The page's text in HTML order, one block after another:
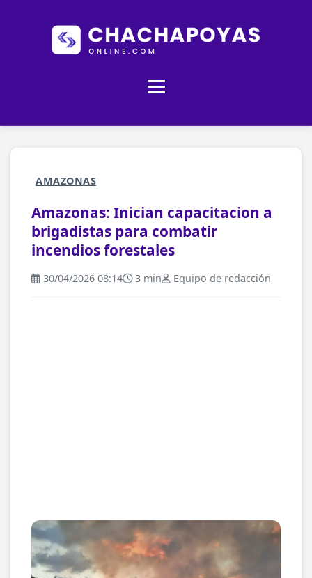
AMAZONAS
Amazonas: Inician capacitacion a
brigadistas para combatir
incendios forestales
30/04/2026 08:14 3 min Equipo de redacción